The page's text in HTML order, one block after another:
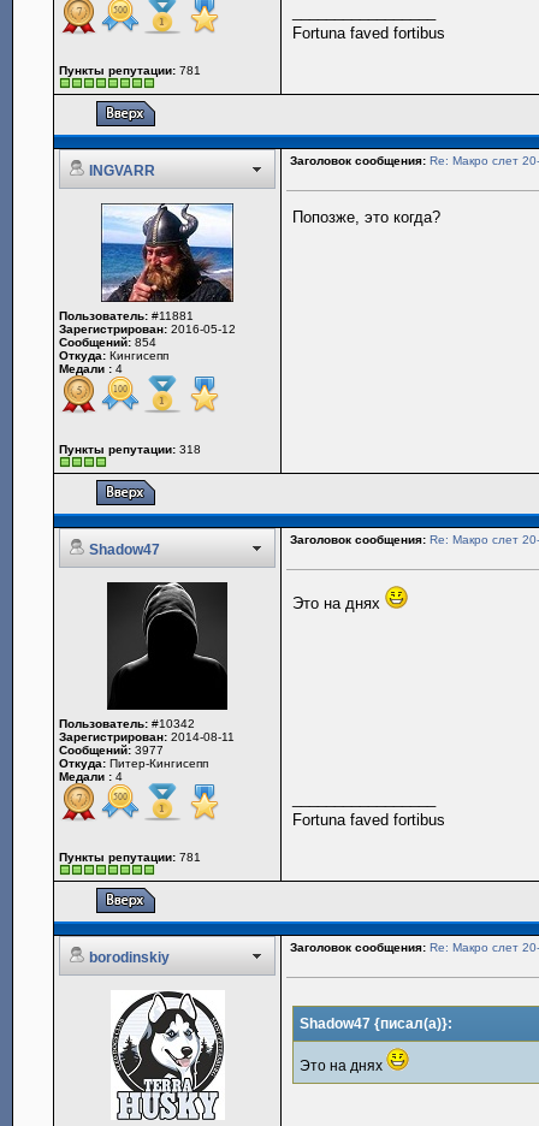
Пункты репутации: 781
Fortuna faved fortibus
INGVARR
Заголовок сообщения: Re: Макро слет
Пользователь: #11881
Зарегистрирован: 2016-05-12
Сообщений: 854
Откуда: Кингисепп
Медали : 4
Пункты репутации: 318
Попозже, это когда?
Shadow47
Заголовок сообщения: Re: Макро слет
Пользователь: #10342
Зарегистрирован: 2014-08-11
Сообщений: 3977
Откуда: Питер-Кингисепп
Медали : 4
Пункты репутации: 781
Это на днях
Fortuna faved fortibus
borodinskiy
Заголовок сообщения: Re: Макро слет
Shadow47 {писал(а)}:
Это на днях